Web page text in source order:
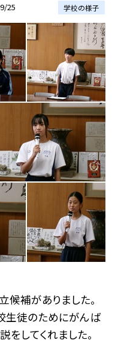
25 学校の様子
補がありました。
生徒のためにがんば
をしてくれました。